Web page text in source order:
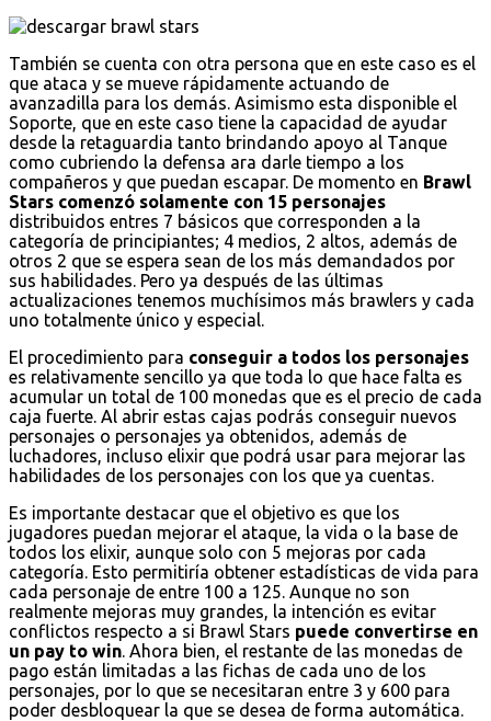
También se cuenta con otra persona que en este caso es el
que ataca y se mueve rápidamente actuando de
avanzadilla para los demás. Asimismo esta disponible el
Soporte, que en este caso tiene la capacidad de ayudar
desde la retaguardia tanto brindando apoyo al Tanque
como cubriendo la defensa ara darle tiempo a los
compañeros y que puedan escapar. De momento en Brawl
Stars comenzó solamente con 15 personajes
distribuidos entres 7 básicos que corresponden a la
categoría de principiantes; 4 medios, 2 altos, además de
otros 2 que se espera sean de los más demandados por
sus habilidades. Pero ya después de las últimas
actualizaciones tenemos muchísimos más brawlers y cada
uno totalmente único y especial.
El procedimiento para conseguir a todos los personajes
es relativamente sencillo ya que toda lo que hace falta es
acumular un total de 100 monedas que es el precio de cada
caja fuerte. Al abrir estas cajas podrás conseguir nuevos
personajes o personajes ya obtenidos, además de
luchadores, incluso elixir que podrá usar para mejorar las
habilidades de los personajes con los que ya cuentas.
Es importante destacar que el objetivo es que los
jugadores puedan mejorar el ataque, la vida o la base de
todos los elixir, aunque solo con 5 mejoras por cada
categoría. Esto permitiría obtener estadísticas de vida para
cada personaje de entre 100 a 125. Aunque no son
realmente mejoras muy grandes, la intención es evitar
conflictos respecto a si Brawl Stars puede convertirse en
un pay to win . Ahora bien, el restante de las monedas de
pago están limitadas a las fichas de cada uno de los
personajes, por lo que se necesitaran entre 3 y 600 para
poder desbloquear la que se desea de forma automática.